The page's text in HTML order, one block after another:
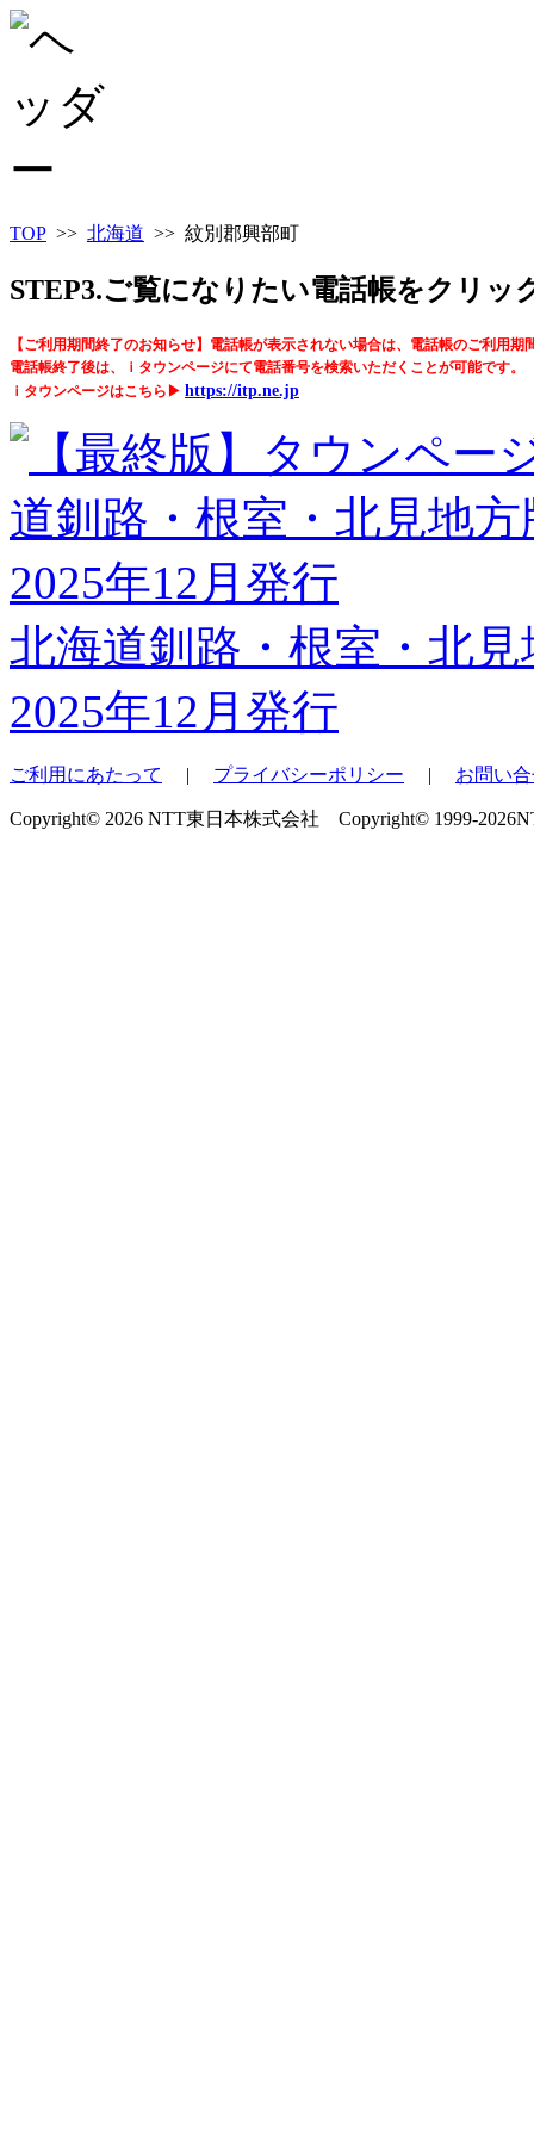
TOP >> 北海道 >> 紋別郡興部町
STEP3.ご覧になりたい電話帳をクリッ
【ご利用期間終了のお知らせ】電話帳が表示されない場合は、電話帳のご利用期
電話帳終了後は、ｉタウンページにて電話番号を検索いただくことが可能です。
ｉタウンページはこちら▶ https://itp.ne.jp
北海道釧路・根室・北見
2025年12月発行
ご利用にあたって | プライバシーポリシー | お問い
Copyright© 2026 NTT東日本株式会社 Copyright© 1999-